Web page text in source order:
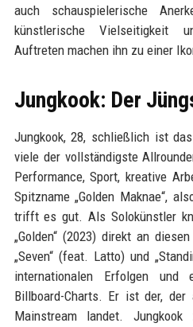
auch schauspielerische
künstlerische Vielseitigkeit
Auftreten machen ihn zu einer
Jungkook: Der
Jungkook, 28, schließlich ist
viele der vollständigste
Performance, Sport, kreative
Spitzname „Golden Maknae“,
trifft es gut. Als Solokünstler
„Golden“ (2023) direkt an
„Seven“ (feat. Latto) und
internationalen Erfolgen
Billboard-Charts. Er ist der,
Mainstream landet.